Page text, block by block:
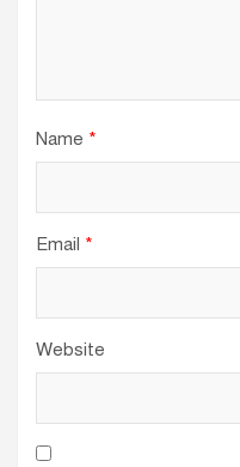
Name *
Email *
Website